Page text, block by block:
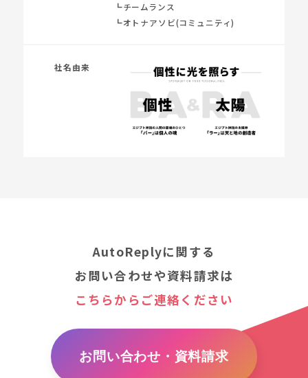
┗チームランス
┗オトナアソビ(コミュニティ)
社名由来
AutoReplyに関する
お問い合わせや資料請求は
こちらからご連絡ください
お問い合わせ・資料請求